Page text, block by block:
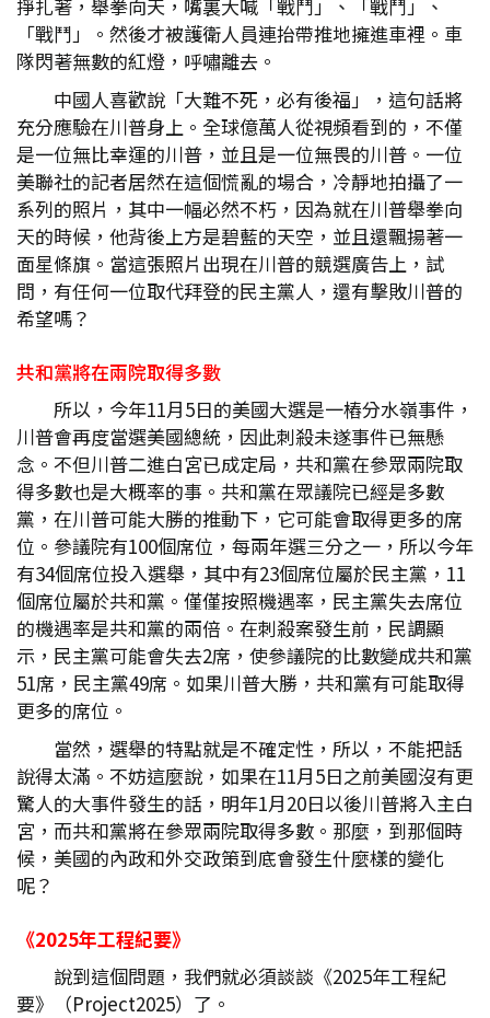
掙扎著，舉拳向天，嘴裏大喊「戰鬥」、「戰鬥」、
「戰鬥」。然後才被護衛人員連抬帶推地擁進車裡。車
隊閃著無數的紅燈，呼嘯離去。
中國人喜歡說「大難不死，必有後福」，這句話將
充分應驗在川普身上。全球億萬人從視頻看到的，不僅
是一位無比幸運的川普，並且是一位無畏的川普。一位
美聯社的記者居然在這個慌亂的場合，冷靜地拍攝了一
系列的照片，其中一幅必然不朽，因為就在川普舉拳向
天的時候，他背後上方是碧藍的天空，並且還飄揚著一
面星條旗。當這張照片出現在川普的競選廣告上，試
問，有任何一位取代拜登的民主黨人，還有擊敗川普的
希望嗎？
共和黨將在兩院取得多數
所以，今年11月5日的美國大選是一樁分水嶺事件，
川普會再度當選美國總統，因此刺殺未遂事件已無懸
念。不但川普二進白宮已成定局，共和黨在參眾兩院取
得多數也是大概率的事。共和黨在眾議院已經是多數
黨，在川普可能大勝的推動下，它可能會取得更多的席
位。參議院有100個席位，每兩年選三分之一，所以今年
有34個席位投入選舉，其中有23個席位屬於民主黨，11
個席位屬於共和黨。僅僅按照機遇率，民主黨失去席位
的機遇率是共和黨的兩倍。在刺殺案發生前，民調顯
示，民主黨可能會失去2席，使參議院的比數變成共和黨
51席，民主黨49席。如果川普大勝，共和黨有可能取得
更多的席位。
當然，選舉的特點就是不確定性，所以，不能把話
說得太滿。不妨這麼說，如果在11月5日之前美國沒有更
驚人的大事件發生的話，明年1月20日以後川普將入主白
宮，而共和黨將在參眾兩院取得多數。那麼，到那個時
候，美國的內政和外交政策到底會發生什麼樣的變化
呢？
《2025年工程紀要》
說到這個問題，我們就必須談談《2025年工程紀
要》（Project2025）了。